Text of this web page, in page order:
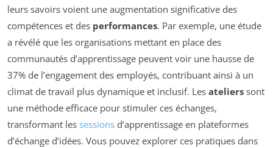
leurs savoirs voient une augmentation significative des
compétences et des performances. Par exemple, une étude
a révélé que les organisations mettant en place des
communautés d’apprentissage peuvent voir une hausse de
37% de l’engagement des employés, contribuant ainsi à un
climat de travail plus dynamique et inclusif. Les ateliers sont
une méthode efficace pour stimuler ces échanges,
transformant les sessions d’apprentissage en plateformes
d’échange d’idées. Vous pouvez explorer ces pratiques dans